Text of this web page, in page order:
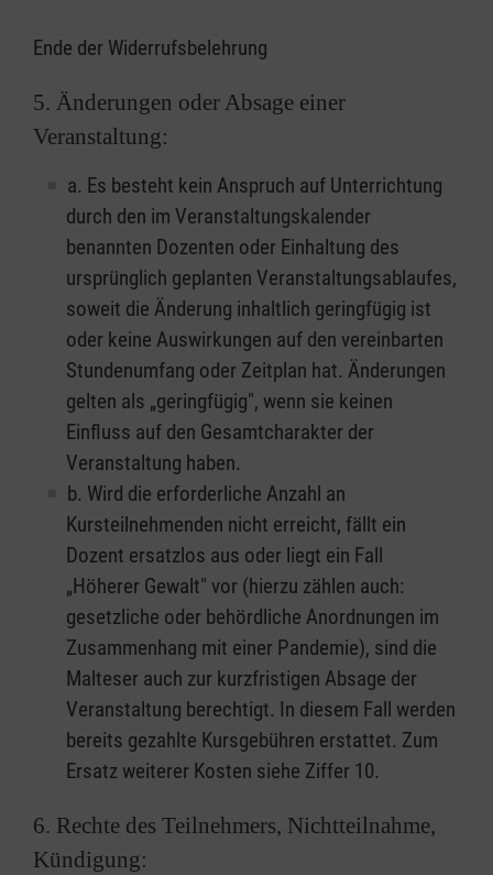
Ende der Widerrufsbelehrung
5. Änderungen oder Absage einer
Veranstaltung:
a. Es besteht kein Anspruch auf Unterrichtung
durch den im Veranstaltungskalender
benannten Dozenten oder Einhaltung des
ursprünglich geplanten Veranstaltungsablaufes,
soweit die Änderung inhaltlich geringfügig ist
oder keine Auswirkungen auf den vereinbarten
Stundenumfang oder Zeitplan hat. Änderungen
gelten als „geringfügig", wenn sie keinen
Einfluss auf den Gesamtcharakter der
Veranstaltung haben.
b. Wird die erforderliche Anzahl an
Kursteilnehmenden nicht erreicht, fällt ein
Dozent ersatzlos aus oder liegt ein Fall
„Höherer Gewalt" vor (hierzu zählen auch:
gesetzliche oder behördliche Anordnungen im
Zusammenhang mit einer Pandemie), sind die
Malteser auch zur kurzfristigen Absage der
Veranstaltung berechtigt. In diesem Fall werden
bereits gezahlte Kursgebühren erstattet. Zum
Ersatz weiterer Kosten siehe Ziffer 10.
6. Rechte des Teilnehmers, Nichtteilnahme,
Kündigung: